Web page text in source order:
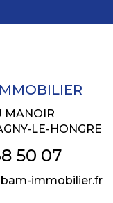
MANOIR
LE-HONGRE
50 07
immobilier.fr